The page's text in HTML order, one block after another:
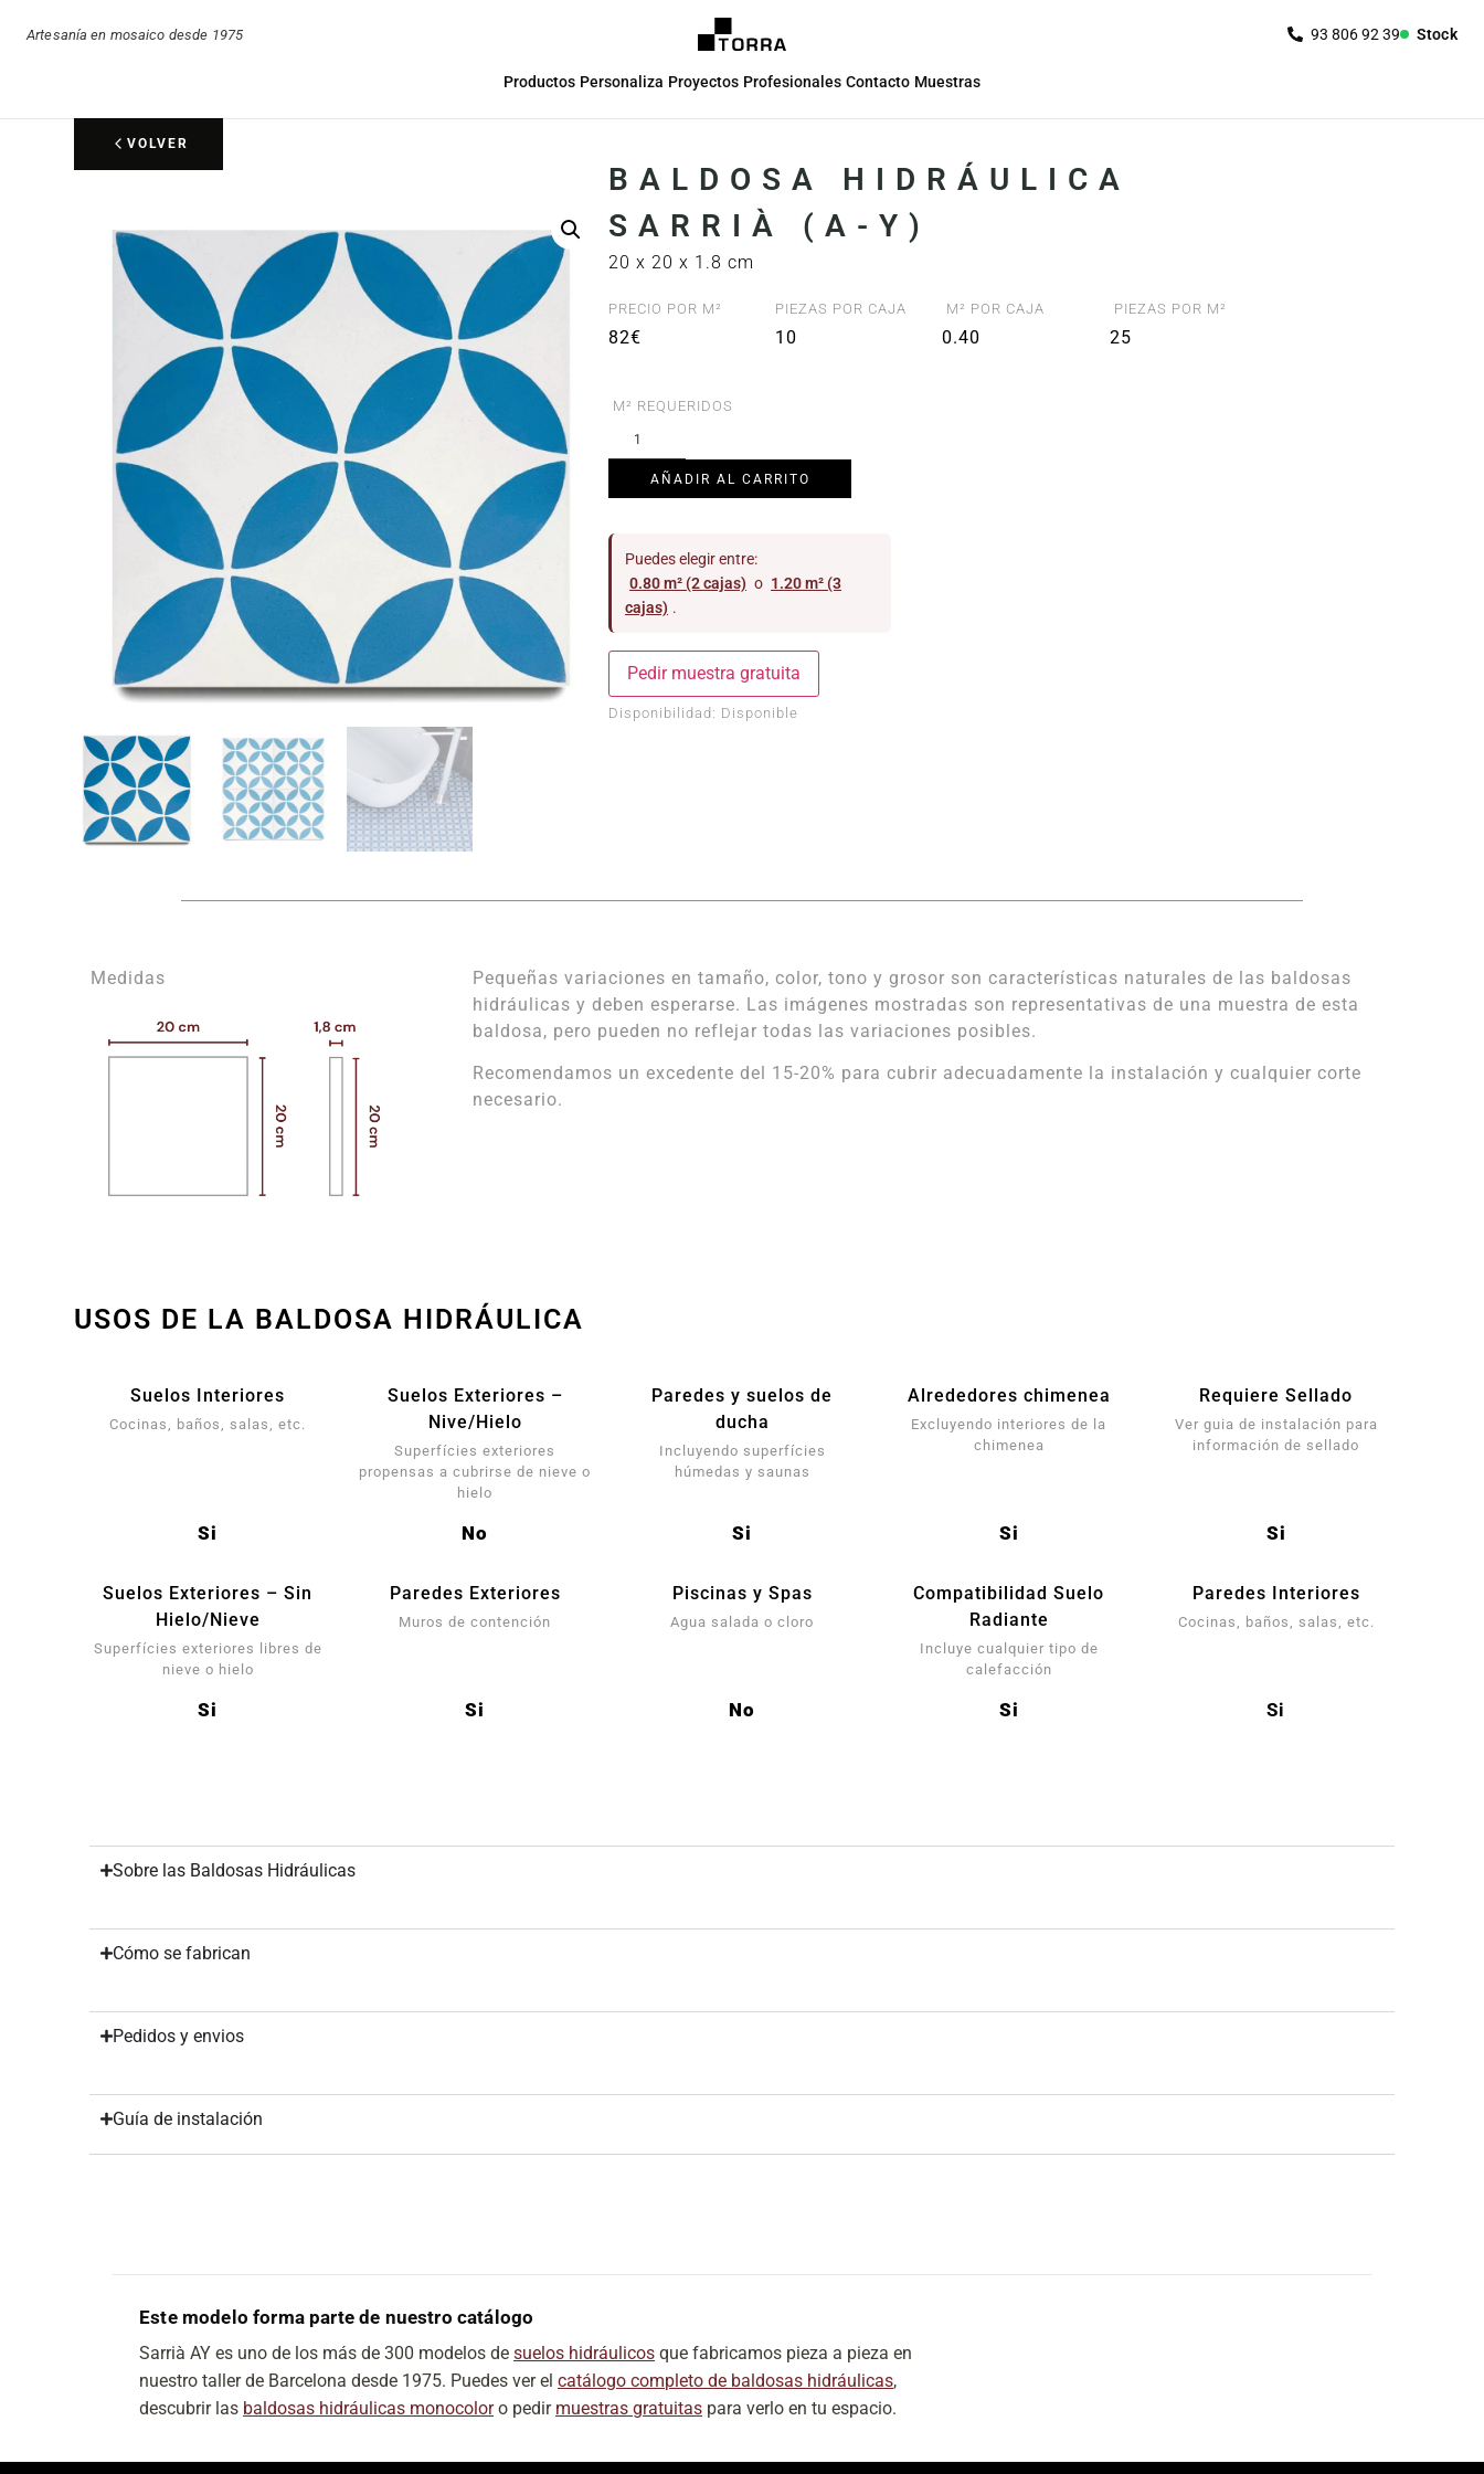
Artesanía en mosaico desde 1975 Stock
Productos Personaliza Proyectos Profesionales Contacto Muestras
VOLVER
BALDOSA HIDRÁULICA
SARRIÀ (A-Y)
20 x 20 x 1.8 cm
PRECIO POR M²
82€
PIEZAS POR CAJA
10
M² POR CAJA
0.40
PIEZAS POR M²
25
M² REQUERIDOS
AÑADIR AL CARRITO
Puedes elegir entre:
0.80 m² (2 cajas) o 1.20 m² (3
cajas) .
Pedir muestra gratuita
Disponibilidad: Disponible
Medidas
Pequeñas variaciones en tamaño, color, tono y grosor son características naturales de las baldosas
hidráulicas y deben esperarse. Las imágenes mostradas son representativas de una muestra de esta
baldosa, pero pueden no reflejar todas las variaciones posibles.
Recomendamos un excedente del 15-20% para cubrir adecuadamente la instalación y cualquier corte
necesario.
USOS DE LA BALDOSA HIDRÁULICA
Suelos Interiores
Cocinas, baños, salas, etc.
Si
Suelos Exteriores –
Nive/Hielo
Superfícies exteriores
propensas a cubrirse de nieve o
hielo
No
Paredes y suelos de
ducha
Incluyendo superfícies
húmedas y saunas
Si
Alrededores chimenea
Excluyendo interiores de la
chimenea
Si
Requiere Sellado
Ver guia de instalación para
información de sellado
Si
Suelos Exteriores – Sin
Hielo/Nieve
Superfícies exteriores libres de
nieve o hielo
Si
Paredes Exteriores
Muros de contención
Si
Piscinas y Spas
Agua salada o cloro
No
Compatibilidad Suelo
Radiante
Incluye cualquier tipo de
calefacción
Si
Paredes Interiores
Cocinas, baños, salas, etc.
Si
Sobre las Baldosas Hidráulicas
Cómo se fabrican
Pedidos y envios
Guía de instalación
Este modelo forma parte de nuestro catálogo
Sarrià AY es uno de los más de 300 modelos de suelos hidráulicos que fabricamos pieza a pieza en
nuestro taller de Barcelona desde 1975. Puedes ver el catálogo completo de baldosas hidráulicas,
descubrir las baldosas hidráulicas monocoloro pedir muestras gratuitas para verlo en tu espacio.